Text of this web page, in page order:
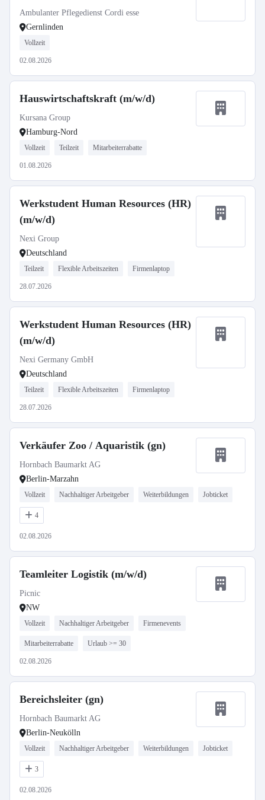
Ambulanter Pflegedienst Cordi esse
Gernlinden
Vollzeit
02.08.2026
Hauswirtschaftskraft (m/w/d)
Kursana Group
Hamburg-Nord
Vollzeit Teilzeit Mitarbeiterrabatte
01.08.2026
Werkstudent Human Resources (HR)
(m/w/d)
Nexi Group
Deutschland
Teilzeit Flexible Arbeitszeiten Firmenlaptop
28.07.2026
Werkstudent Human Resources (HR)
(m/w/d)
Nexi Germany GmbH
Deutschland
Teilzeit Flexible Arbeitszeiten Firmenlaptop
28.07.2026
Verkäufer Zoo / Aquaristik (gn)
Hornbach Baumarkt AG
Berlin-Marzahn
Vollzeit Nachhaltiger Arbeitgeber Weiterbildungen Jobticket
4
02.08.2026
Teamleiter Logistik (m/w/d)
Picnic
NW
Vollzeit Nachhaltiger Arbeitgeber Firmenevents
Mitarbeiterrabatte Urlaub >= 30
02.08.2026
Bereichsleiter (gn)
Hornbach Baumarkt AG
Berlin-Neukölln
Vollzeit Nachhaltiger Arbeitgeber Weiterbildungen Jobticket
3
02.08.2026